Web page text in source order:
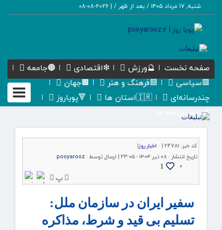
شنبه, ۱۷ مرداد ۱۴۰۵ / بعد از ظهر / |
2026-08-08
صفحه نخست 🔮ورزش ❇اقتصادی
🟤جامعه
🟥سیاسی
🟦فرهنگ و هنر
🟫جهان
چندرسانه‌ای
🇮🇷استان ها
🔻پویاروز
گیشه روزنامه ها
کد خبر: 24781 | اخبار روز|
تاریخ انتشار : ۰۸ تیر ۱۴۰۴ - ۲۳:۰۵ | ارسال توسط : pooyarooz
۰
1
پ
سفیر ایران در سازمان ملل:
تسلیم بی قید و شرط، مذاکره